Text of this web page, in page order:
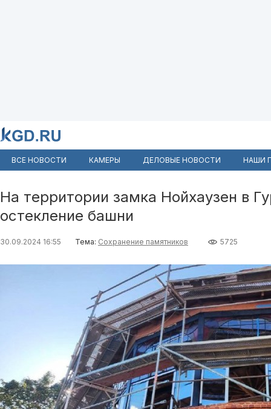
ВСЕ НОВОСТИ КАМЕРЫ ДЕЛОВЫЕ НОВОСТИ НАШИ
На территории замка Нойхаузен в
остекление башни
30.09.2024 16:55 Тема: Сохранение памятников 5725